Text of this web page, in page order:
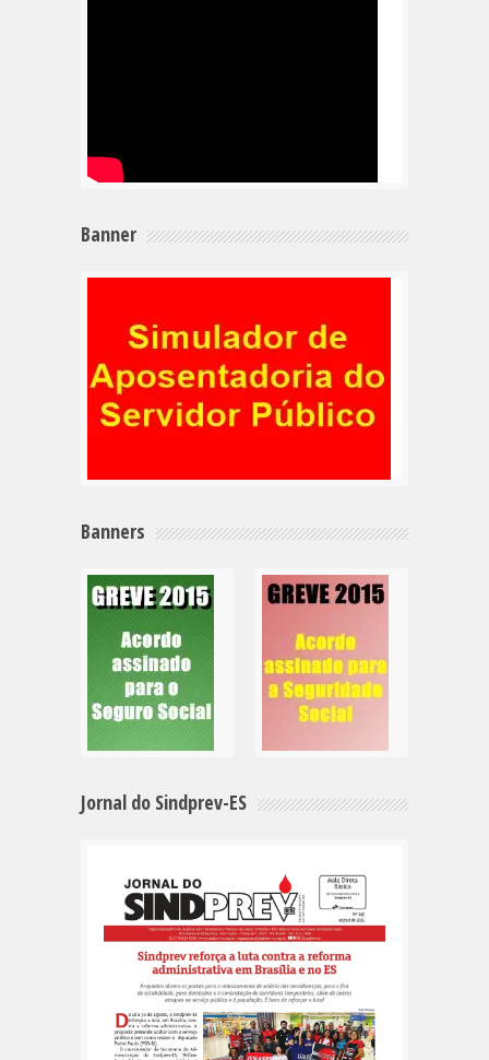
Banner
Banners
Jornal do Sindprev-ES